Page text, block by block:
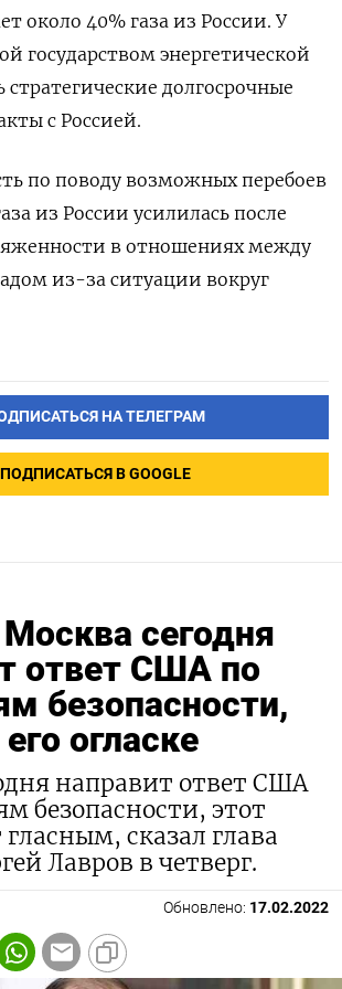
около 40% газа из России. У
государством энергетической
стратегические долгосрочные
с Россией.
по поводу возможных перебоев
из России усилилась после
в отношениях между
из-за ситуации вокруг
НА ТЕЛЕГРАМ
ПОДПИСАТЬСЯ В GOOGLE
сегодня
ответ США по
безопасности,
огласке
направит ответ США
безопасности, этот
гласным, сказал глава
Лавров в четверг.
Обновлено: 17.02.2022